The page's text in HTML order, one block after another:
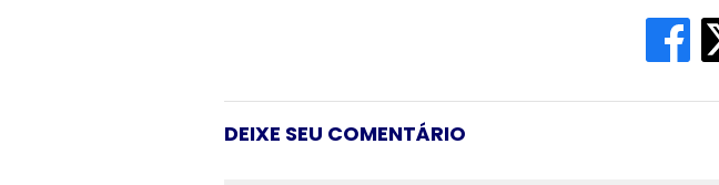
DEIXE SEU COMENTÁRIO